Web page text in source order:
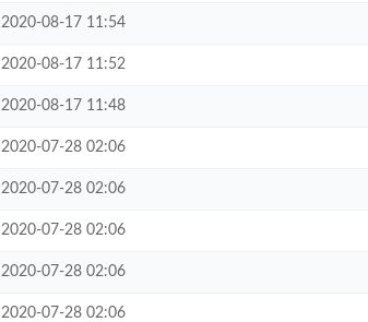
2020-08-17 11:54
2020-08-17 11:52
2020-08-17 11:48
2020-07-28 02:06
2020-07-28 02:06
2020-07-28 02:06
2020-07-28 02:06
2020-07-28 02:06